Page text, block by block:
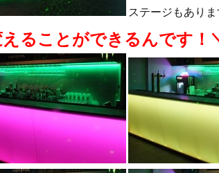
ステージもあり
えることができるんです